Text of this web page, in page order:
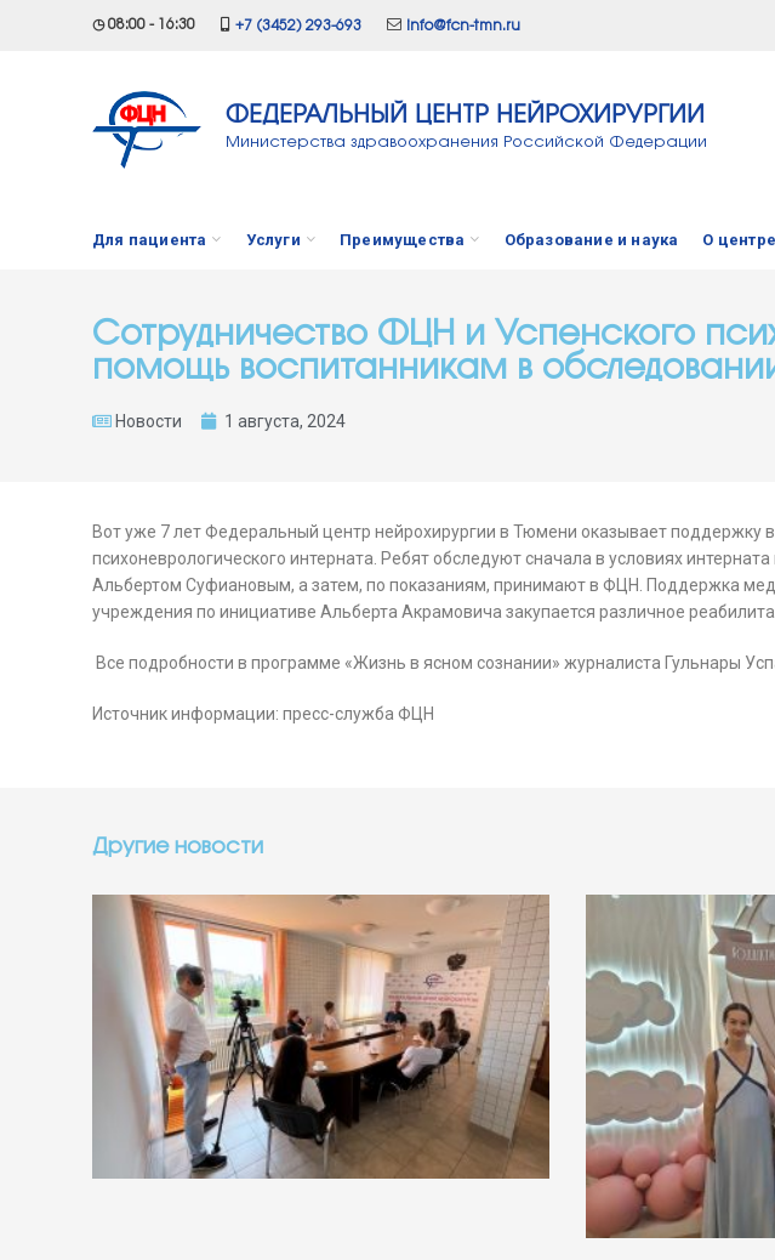
◷ 08:00 - 16:30 +7 (3452) 293-693 info@fcn-tmn.ru
ФЕДЕРАЛЬНЫЙ ЦЕНТР НЕЙРОХИРУРГИИ
Министерства здравоохранения Российской Федерации
Для пациента Услуги Преимущества Образование и наука О центре
Сотрудничество ФЦН и Успенского
помощь воспитанникам в
Новости 1 августа, 2024
Вот уже 7 лет Федеральный центр нейрохирургии в Тюмени оказывает поддержку
психоневрологического интерната. Ребят обследуют сначала в условиях
Альбертом Суфиановым, а затем, по показаниям, принимают в ФЦН. Поддержка
учреждения по инициативе Альберта Акрамовича закупается различное
Все подробности в программе «Жизнь в ясном сознании» журналиста Гульнары
Источник информации: пресс-служба ФЦН
Другие новости